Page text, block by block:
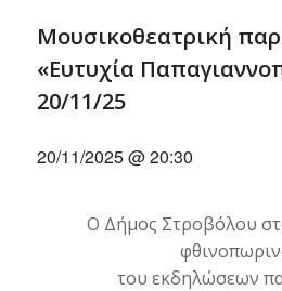
Μουσικοθεατρική
«Ευτυχία
20/11/25
20/11/2025 @ 20:30
Ο Δήμος Στροβόλου
του εκδηλώσεων